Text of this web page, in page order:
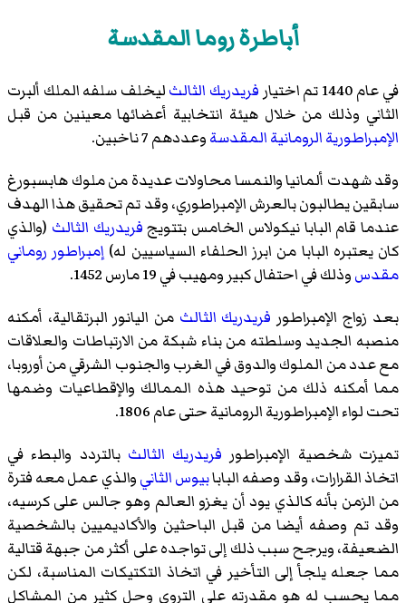
أباطرة روما المقدسة
في عام 1440 تم اختيار فريدريك الثالثليخلف سلفه الملك ألبرت
الثاني وذلك من خلال هيئة انتخابية أعضائها معينين من قبل
الإمبراطورية الرومانية المقدسةوعددهم 7 ناخبين.
وقد شهدت ألمانيا والنمسا محاولات عديدة من ملوك هابسبورغ
سابقين يطالبون بالعرش الإمبراطوري، وقد تم تحقيق هذا الهدف
عندما قام البابا نيكولاس الخامس بتتويجفريدريك الثالث (والذي
كان يعتبره البابا من ابرز الحلفاء السياسيين له) إمبراطور روماني
مقدسوذلك في احتفال كبير ومهيب في 19 مارس 1452.
بعد زواج الإمبراطور فريدريك الثالث من اليانور البرتقالية، أمكنه
منصبه الجديد وسلطته من بناء شبكة من الارتباطات والعلاقات
مع عدد من الملوك والدوق في الغرب والجنوب الشرقي من أوروبا،
مما أمكنه ذلك من توحيد هذه الممالك والإقطاعيات وضمها
تحت لواء الإمبراطورية الرومانية حتى عام 1806.
تميزت شخصية الإمبراطور فريدريك الثالث بالتردد والبطء في
اتخاذ القرارات، وقد وصفه البابابيوس الثانيوالذي عمل معه فترة
من الزمن بأنه كالذي يود أن يغزو العالم وهو جالس على كرسيه،
وقد تم وصفه أيضا من قبل الباحثين والأكاديميين بالشخصية
الضعيفة، ويرجح سبب ذلك إلى تواجده على أكثر من جبهة قتالية
مما جعله يلجأ إلى التأخير في اتخاذ التكتيكات المناسبة، لكن
مما يحسب له هو مقدرته على التروي وحل كثير من المشاكل